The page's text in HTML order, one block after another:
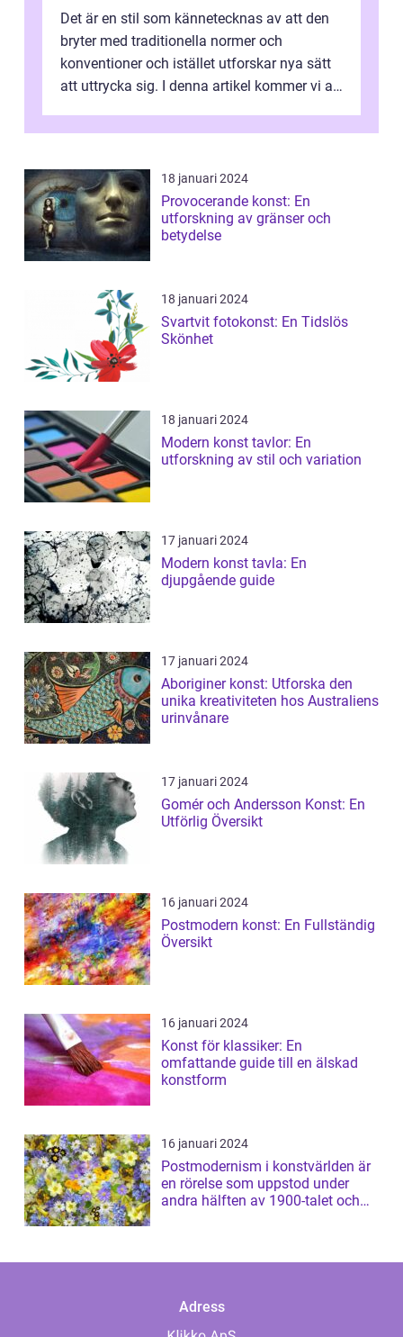
Det är en stil som kännetecknas av att den
bryter med traditionella normer och
konventioner och istället utforskar nya sätt
att uttrycka sig. I denna artikel kommer vi att
18 januari 2024
Provocerande konst: En
utforskning av gränser och
betydelse
18 januari 2024
Svartvit fotokonst: En Tidslös
Skönhet
18 januari 2024
Modern konst tavlor: En
utforskning av stil och variation
17 januari 2024
Modern konst tavla: En
djupgående guide
17 januari 2024
Aboriginer konst: Utforska den
unika kreativiteten hos Australiens
urinvånare
17 januari 2024
Gomér och Andersson Konst: En
Utförlig Översikt
16 januari 2024
Postmodern konst: En Fullständig
Översikt
16 januari 2024
Konst för klassiker: En
omfattande guide till en älskad
konstform
16 januari 2024
Postmodernism i konstvärlden är
en rörelse som uppstod under
andra hälften av 1900-talet och
Adress